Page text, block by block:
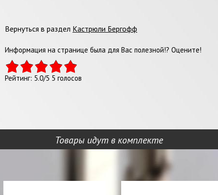
Вернуться в раздел Кастрюли Бергофф
Информация на странице была для Вас полезной!? Оцените!
Рейтинг: 5.0/5 5 голосов
Товары идут в комплекте